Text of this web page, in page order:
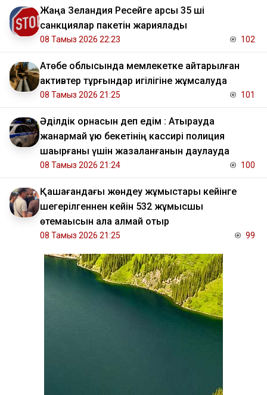
Жаңа Зеландия Ресейге қарсы 35 ші
санкциялар пакетін жариялады
08 Тамыз 2026 22:23 102
​Ақтөбе облысында мемлекетке қайтарылған
активтер тұрғындар игілігіне жұмсалуда
08 Тамыз 2026 21:25 101
Әділдік орнасын деп едім : Атырауда
жанармай құю бекетінің кассирі полиция
шақырғаны үшін жазаланғанын даулауда
08 Тамыз 2026 21:24 100
Қашағандағы жөндеу жұмыстары кейінге
шегерілгеннен кейін 532 жұмысшы
өтемақысын ала алмай отыр
08 Тамыз 2026 21:25 99